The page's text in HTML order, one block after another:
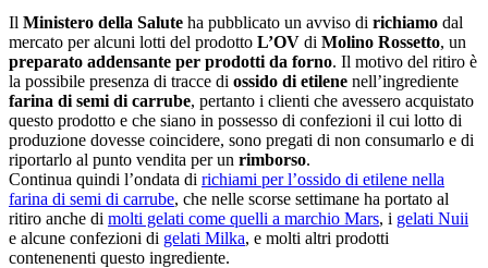
Il Ministero della Salute ha pubblicato un avviso di richiamo dal
mercato per alcuni lotti del prodotto L’OV di Molino Rossetto, un
preparato addensante per prodotti da forno. Il motivo del ritiro è
la possibile presenza di tracce di ossido di etilene nell’ingrediente
farina di semi di carrube, pertanto i clienti che avessero acquistato
questo prodotto e che siano in possesso di confezioni il cui lotto di
produzione dovesse coincidere, sono pregati di non consumarlo e di
riportarlo al punto vendita per un rimborso.
Continua quindi l’ondata di richiami per l’ossido di etilene nella
farina di semi di carrube, che nelle scorse settimane ha portato al
ritiro anche di molti gelati come quelli a marchio Mars, i gelati Nuii
e alcune confezioni di gelati Milka, e molti altri prodotti
contenenenti questo ingrediente.